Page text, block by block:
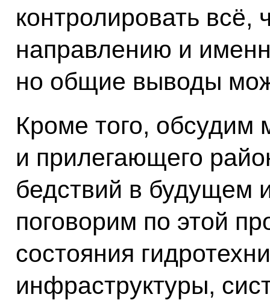
контролировать всё,
направлению и
но общие выводы
Кроме того,
и прилегающего
бедствий в будущем
поговорим по этой
состояния
инфраструктуры,